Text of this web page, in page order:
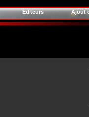
Editeurs Ajout